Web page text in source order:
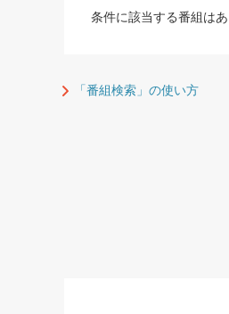
条件に該当する番組はあ
「番組検索」の使い方